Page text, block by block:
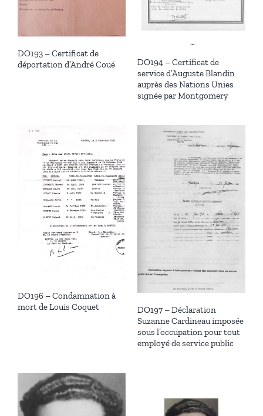
DO193 – Certificat de
déportation d’André Coué
DO194 – Certificat de
service d’Auguste Blandin
auprès des Nations Unies
signée par Montgomery
DO196 – Condamnation à
mort de Louis Coquet
DO197 – Déclaration
Suzanne Cardineau imposée
sous l’occupation pour tout
employé de service public